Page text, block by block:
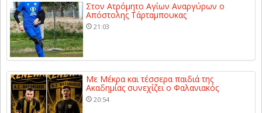
Στον Ατρόμητο Αγίων Αναργύρων ο
Απόστολης Τάρταμπουκας
21:03
Με Μέκρα και τέσσερα παιδιά της
Ακαδημίας συνεχίζει ο Φαλανιακός
20:54